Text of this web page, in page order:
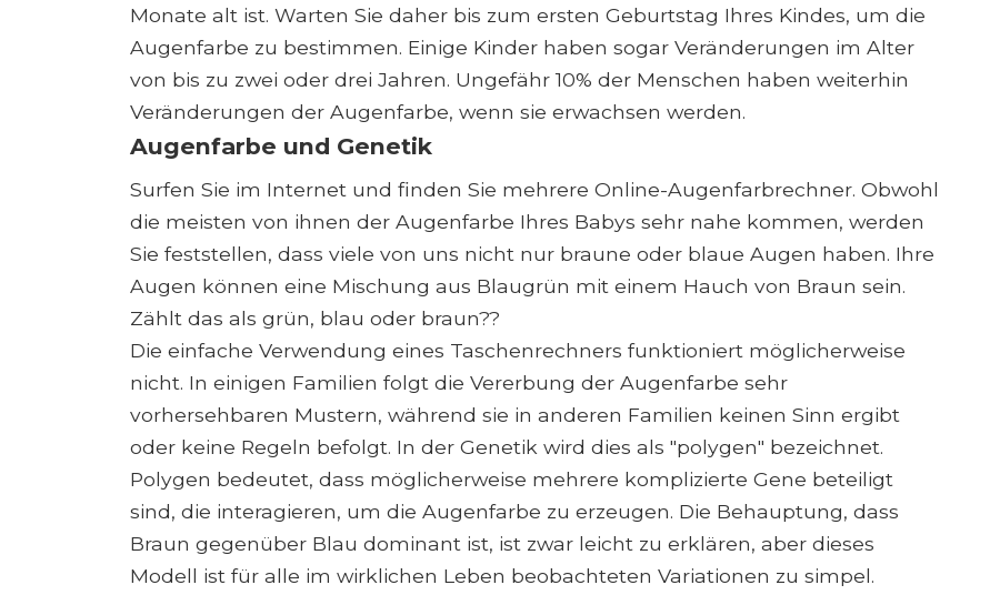
Monate alt ist. Warten Sie daher bis zum ersten Geburtstag Ihres Kindes, um die
Augenfarbe zu bestimmen. Einige Kinder haben sogar Veränderungen im Alter
von bis zu zwei oder drei Jahren. Ungefähr 10% der Menschen haben weiterhin
Veränderungen der Augenfarbe, wenn sie erwachsen werden.
Augenfarbe und Genetik
Surfen Sie im Internet und finden Sie mehrere Online-Augenfarbrechner. Obwohl
die meisten von ihnen der Augenfarbe Ihres Babys sehr nahe kommen, werden
Sie feststellen, dass viele von uns nicht nur braune oder blaue Augen haben. Ihre
Augen können eine Mischung aus Blaugrün mit einem Hauch von Braun sein.
Zählt das als grün, blau oder braun??
Die einfache Verwendung eines Taschenrechners funktioniert möglicherweise
nicht. In einigen Familien folgt die Vererbung der Augenfarbe sehr
vorhersehbaren Mustern, während sie in anderen Familien keinen Sinn ergibt
oder keine Regeln befolgt. In der Genetik wird dies als "polygen" bezeichnet.
Polygen bedeutet, dass möglicherweise mehrere komplizierte Gene beteiligt
sind, die interagieren, um die Augenfarbe zu erzeugen. Die Behauptung, dass
Braun gegenüber Blau dominant ist, ist zwar leicht zu erklären, aber dieses
Modell ist für alle im wirklichen Leben beobachteten Variationen zu simpel.